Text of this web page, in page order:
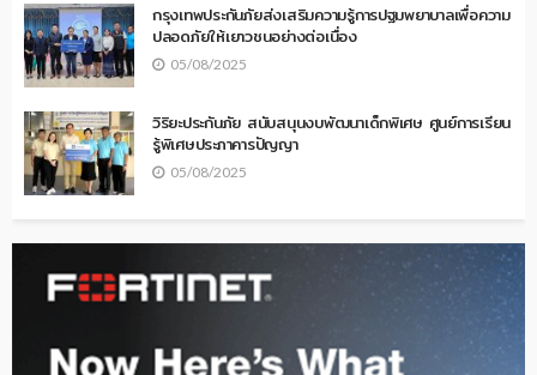
กรุงเทพประกันภัยส่งเสริมความรู้การปฐมพยาบาลเพื่อความ
ปลอดภัยให้เยาวชนอย่างต่อเนื่อง
05/08/2025
วิริยะประกันภัย สนับสนุนงบพัฒนาเด็กพิเศษ ศูนย์การเรียน
รู้พิเศษประภาคารปัญญา
05/08/2025